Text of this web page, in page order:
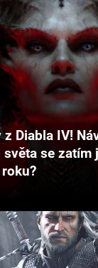
Diabla IV!
světa se zatím